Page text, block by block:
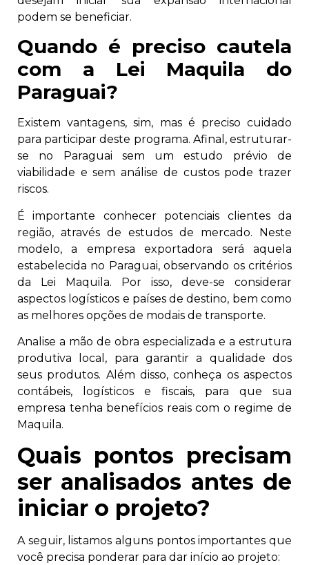
podem se beneficiar.
Quando é preciso cautela
com a Lei Maquila do
Paraguai?
Existem vantagens, sim, mas é preciso cuidado
para participar deste programa. Afinal, estruturar-
se no Paraguai sem um estudo prévio de
viabilidade e sem análise de custos pode trazer
riscos.
É importante conhecer potenciais clientes da
região, através de estudos de mercado. Neste
modelo, a empresa exportadora será aquela
estabelecida no Paraguai, observando os critérios
da Lei Maquila. Por isso, deve-se considerar
aspectos logísticos e países de destino, bem como
as melhores opções de modais de transporte.
Analise a mão de obra especializada e a estrutura
produtiva local, para garantir a qualidade dos
seus produtos. Além disso, conheça os aspectos
contábeis, logísticos e fiscais, para que sua
empresa tenha benefícios reais com o regime de
Maquila.
Quais pontos precisam
ser analisados antes de
iniciar o projeto?
A seguir, listamos alguns pontos importantes que
você precisa ponderar para dar início ao projeto: